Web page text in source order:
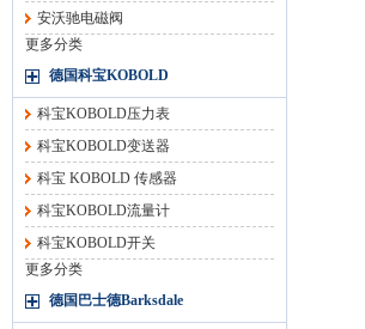
安沃驰电磁阀
更多分类
德国科宝KOBOLD
科宝KOBOLD压力表
科宝KOBOLD变送器
科宝 KOBOLD 传感器
科宝KOBOLD流量计
科宝KOBOLD开关
更多分类
德国巴士德Barksdale